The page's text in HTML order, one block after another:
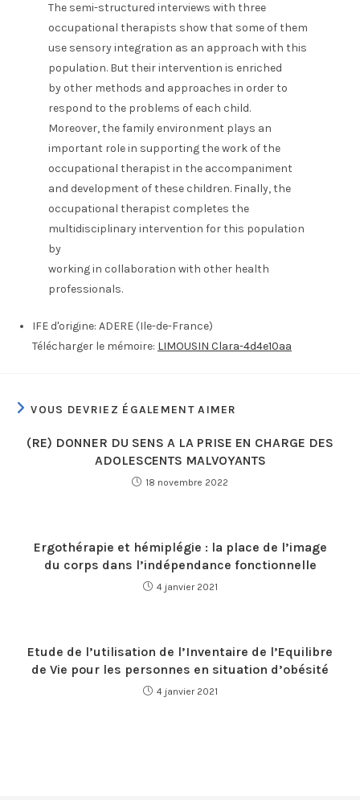
The semi-structured interviews with three
occupational therapists show that some of them
use sensory integration as an approach with this
population. But their intervention is enriched
by other methods and approaches in order to
respond to the problems of each child.
Moreover, the family environment plays an
important role in supporting the work of the
occupational therapist in the accompaniment
and development of these children. Finally, the
occupational therapist completes the
multidisciplinary intervention for this population
by
working in collaboration with other health
professionals.
IFE d'origine: ADERE (Ile-de-France)
Télécharger le mémoire: LIMOUSIN Clara-4d4e10aa
VOUS DEVRIEZ ÉGALEMENT AIMER
(RE) DONNER DU SENS A LA PRISE EN CHARGE DES
ADOLESCENTS MALVOYANTS
18 novembre 2022
Ergothérapie et hémiplégie : la place de l’image
du corps dans l’indépendance fonctionnelle
4 janvier 2021
Etude de l’utilisation de l’Inventaire de l’Equilibre
de Vie pour les personnes en situation d’obésité
4 janvier 2021